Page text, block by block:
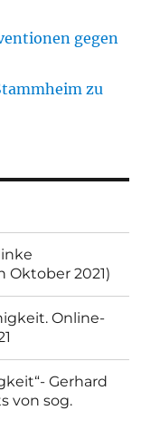
gegen
zu
Oktober 2021)
Online-
Gerhard
von sog.